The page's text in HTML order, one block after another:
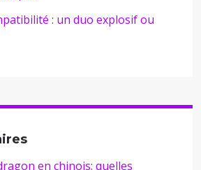
: un duo explosif ou
en chinois: quelles